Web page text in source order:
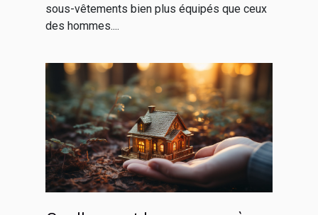
sous-vêtements bien plus équipés que ceux
des hommes....